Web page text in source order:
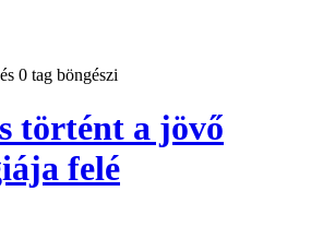
0 tag böngészi
történt a jövő
felé